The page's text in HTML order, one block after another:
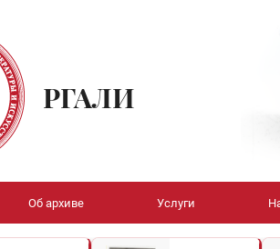
РГАЛИ
Об архиве Услуги